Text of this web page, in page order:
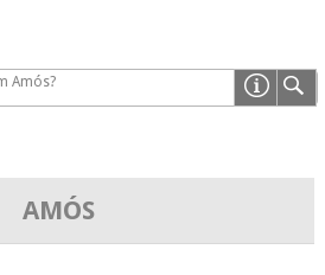
Amós?
AMÓS